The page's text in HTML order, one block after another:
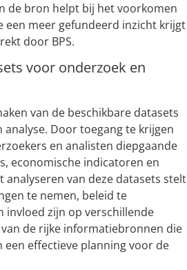
de bron helpt bij het voorkomen
meer gefundeerd inzicht krijgt
door BPS.
voor onderzoek en
van de beschikbare datasets
Door toegang te krijgen
en analisten diepgaande
economische indicatoren en
van deze datasets stelt
te nemen, beleid te
zijn op verschillende
de rijke informatiebronnen die
een effectieve planning voor de